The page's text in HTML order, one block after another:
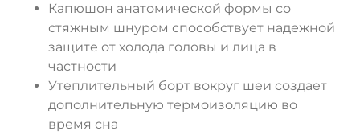
Капюшон анатомической формы со
стяжным шнуром способствует надежной
защите от холода головы и лица в
частности
Утеплительный борт вокруг шеи создает
дополнительную термоизоляцию во
время сна